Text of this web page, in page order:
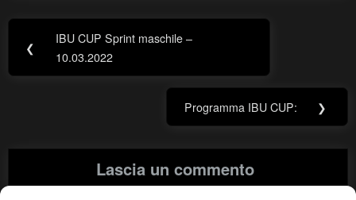
Navigazione
articoli
❮
Previous
Post:
IBU CUP Sprint maschile –
10.03.2022
Next
Programma IBU CUP: ❯
Lascia un commento